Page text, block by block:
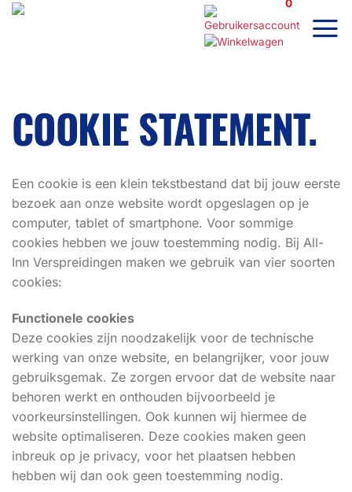
Ga
0
COOKIE STATEMENT.
Een cookie is een klein tekstbestand dat bij jouw eerste
bezoek aan onze website wordt opgeslagen op je
computer, tablet of smartphone. Voor sommige
cookies hebben we jouw toestemming nodig. Bij All-
Inn Verspreidingen maken we gebruik van vier soorten
cookies:
Functionele cookies
Deze cookies zijn noodzakelijk voor de technische
werking van onze website, en belangrijker, voor jouw
gebruiksgemak. Ze zorgen ervoor dat de website naar
behoren werkt en onthouden bijvoorbeeld je
voorkeursinstellingen. Ook kunnen wij hiermee de
website optimaliseren. Deze cookies maken geen
inbreuk op je privacy, voor het plaatsen hebben
hebben wij dan ook geen toestemming nodig.